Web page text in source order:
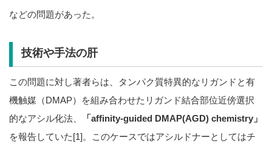
などの問題があった。
技術や手法の肝
この問題に対し著者らは、タンパク質特異的なリガンドと有
機触媒（DMAP）を組み合わせたリガンド結合部位近傍選択
的なアシル化法、
「affinity-guided DMAP(AGD) chemistry」
を報告していた[1]。このケースではアシルドナーとしてはチ